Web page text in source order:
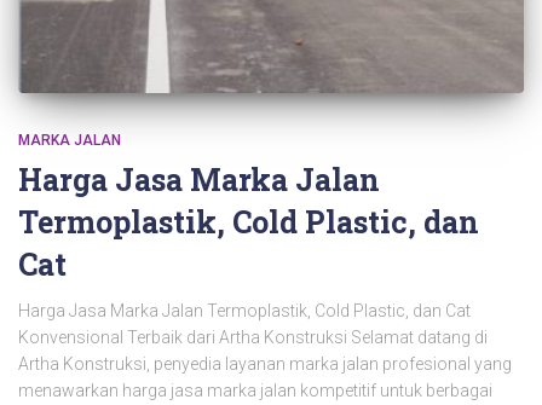
MARKA JALAN
Harga Jasa Marka Jalan
Termoplastik, Cold Plastic, dan
Cat
Harga Jasa Marka Jalan Termoplastik, Cold Plastic, dan Cat
Konvensional Terbaik dari Artha Konstruksi Selamat datang di
Artha Konstruksi, penyedia layanan marka jalan profesional yang
menawarkan harga jasa marka jalan kompetitif untuk berbagai